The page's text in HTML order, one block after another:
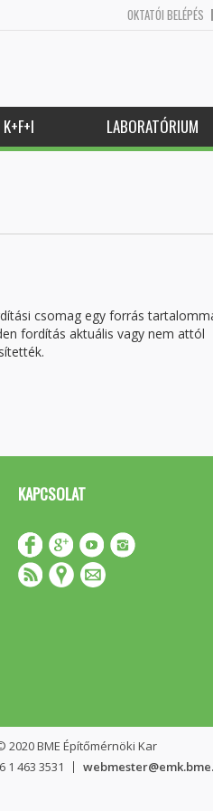
OKTATÓI BELÉPÉS
K+F+I LABORATÓRIUM
csomag egy forrás
fordítás aktuális vagy nem attól
KAPCSOLAT
2020 BME Építőmérnöki Kar
1 463 3531